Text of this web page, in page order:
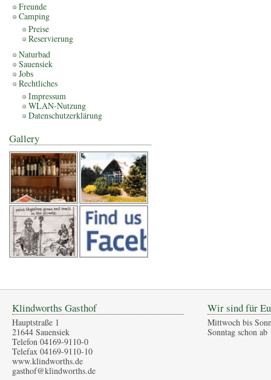
Freunde
Camping
Preise
Reservierung
Naturbad
Sauensiek
Jobs
Rechtliches
Impressum
WLAN-Nutzung
Datenschutzerklärung
Gallery
Klindworths Gasthof
Hauptstraße 1
21644 Sauensiek
Telefon 04169-9110-0
Telefax 04169-9110-10
www.klindworths.de
gasthof@klindworths.de
Wir sind für
Mittwoch bis
Sonntag schon